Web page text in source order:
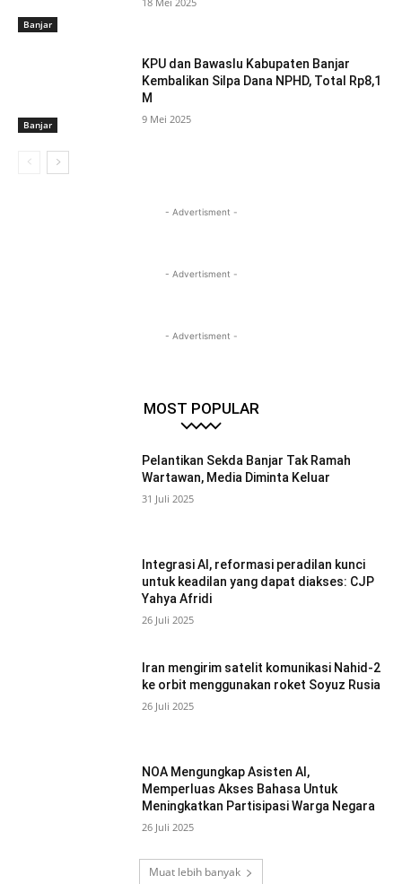
Banjar
Banjar
KPU dan Bawaslu Kabupaten Banjar
Kembalikan Silpa Dana NPHD, Total Rp8,1
M
9 Mei 2025
- Advertisment -
- Advertisment -
- Advertisment -
MOST POPULAR
Pelantikan Sekda Banjar Tak Ramah
Wartawan, Media Diminta Keluar
31 Juli 2025
Integrasi AI, reformasi peradilan kunci
untuk keadilan yang dapat diakses: CJP
Yahya Afridi
26 Juli 2025
Iran mengirim satelit komunikasi Nahid-2
ke orbit menggunakan roket Soyuz Rusia
26 Juli 2025
NOA Mengungkap Asisten AI,
Memperluas Akses Bahasa Untuk
Meningkatkan Partisipasi Warga Negara
26 Juli 2025
Muat lebih banyak